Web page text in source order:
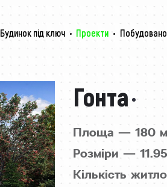
Будинок під ключ Проекти Побудовано
Гонта
Площа — 180 м
Розміри —
Кількість